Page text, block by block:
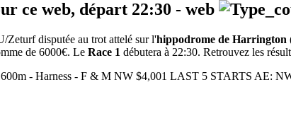
ce web, départ 22:30 - web
Zeturf disputée au trot attelé sur l'hippodrome de Harrington
de 6000€. Le Race 1 débutera à 22:30. Retrouvez les
- Harness - F & M NW $4,001 LAST 5 STARTS AE: